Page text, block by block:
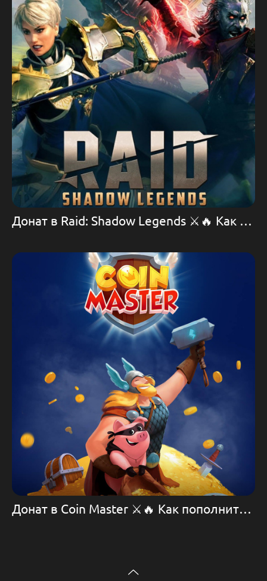
Донат в Raid: Shadow Legends ⚔️🔥 Как пополнить игру Raid: Shadow Legends 💪🛡️
Донат в Coin Master ⚔️🔥 Как пополнить игру Coin Master 💪🛡️